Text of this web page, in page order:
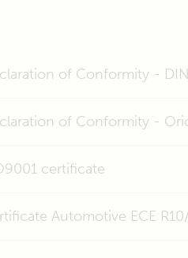
of Conformity -
of Conformity -
certificate
Automotive ECE